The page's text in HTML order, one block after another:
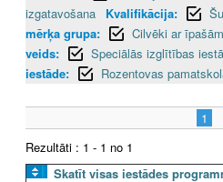
izgatavošana
Kvalifikācija:
mērķa grupa:
Cilvēki ar
veids:
Speciālās izglītības
iestāde:
Rozentovas
1
Rezultāti : 1 - 1 no 1
Skatīt visas iestādes